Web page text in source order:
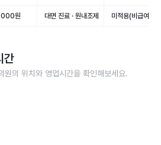
원 대면 진료 · 원내조제 미적용(비급여)
간
원의 위치와 영업시간을 확인해보세요.